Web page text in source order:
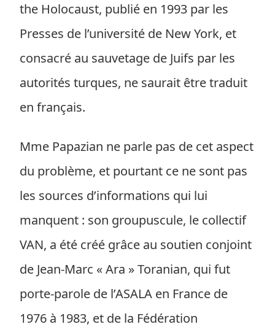
the Holocaust, publié en 1993 par les
Presses de l’université de New York, et
consacré au sauvetage de Juifs par les
autorités turques, ne saurait être traduit
en français.
Mme Papazian ne parle pas de cet aspect
du problème, et pourtant ce ne sont pas
les sources d’informations qui lui
manquent : son groupuscule, le collectif
VAN, a été créé grâce au soutien conjoint
de Jean-Marc « Ara » Toranian, qui fut
porte-parole de l’ASALA en France de
1976 à 1983, et de la Fédération